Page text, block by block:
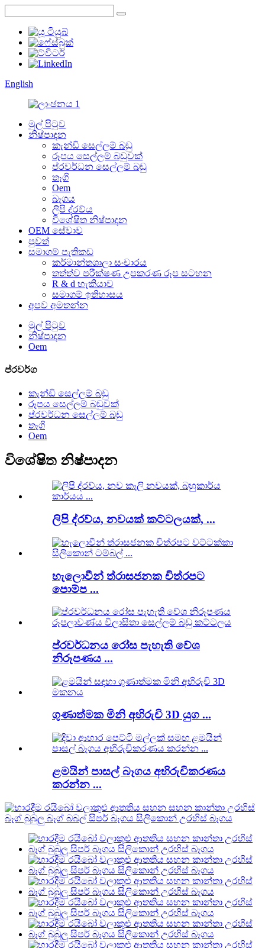
English
මුල් පිටුව
නිෂ්පාදන
කැන්ඩි සෙල්ලම් බඩු
රූපය සෙල්ලම් බඩුවක්
ප්රවර්ධන සෙල්ලම් බඩු
තෑගි
Oem
බෑගය
ලිපි ද්රව්ය
විශේෂිත නිෂ්පාදන
OEM සේවාව
පුවත්
සමාගම් පැතිකඩ
කර්මාන්තශාලා සංචාරය
තත්ත්ව පරීක්ෂණ උපකරණ රූප සටහන
R & d හැකියාව
සමාගම් ඉතිහාසය
අපව අමතන්න
මුල් පිටුව
නිෂ්පාදන
Oem
ප්රවර්ග
කැන්ඩි සෙල්ලම් බඩු
රූපය සෙල්ලම් බඩුවක්
ප්රවර්ධන සෙල්ලම් බඩු
තෑගි
Oem
විශේෂිත නිෂ්පාදන
ලිපි ද්රව්ය, නවයක් කට්ටලයක්, ...
හැලොවීන් ත්රාසජනක චිත්රපට
පොම්ප ...
ප්රවර්ධනය රෝස පැහැති වේශ
නිරූපණය ...
ගුණාත්මක මිනි අභිරුචි 3D යුග ...
ළමයින් පාසල් බෑගය අභිරුචිකරණය
කරන්න ...